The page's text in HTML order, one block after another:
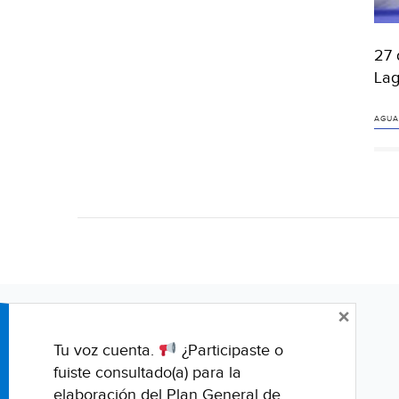
27
AGUA
Tu voz cuenta.
¿Participaste o
fuiste consultado(a) para la
elaboración del Plan General de
×